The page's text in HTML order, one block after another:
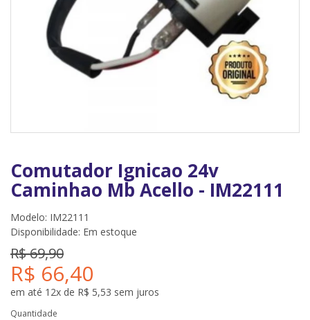
Comutador Ignicao 24v
Caminhao Mb Acello - IM22111
Modelo: IM22111
Disponibilidade: Em estoque
R$ 69,90
R$ 66,40
em até 12x de R$ 5,53 sem juros
Quantidade